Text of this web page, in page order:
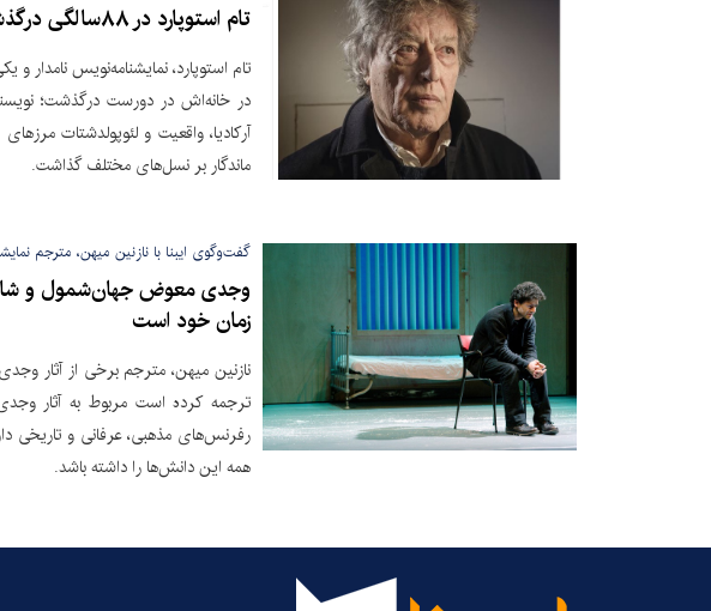
تام استوپارد در ۸۸سالگی درگذشت
آرکادیا، واقعیت و لئوپولدشتات
ماندگار بر نسل‌های مختلف گذاشت.
گفت‌وگوی ایبنا با نازنین میهن، مترجم
وجدی معوض جهان‌شمول و
زمان خود است
نازنین میهن، مترجم برخی از آثار
ترجمه کرده است مربوط به آثار
رفرنس‌های مذهبی، عرفانی و تاریخی
همه این دانش‌ها را داشته باشد.